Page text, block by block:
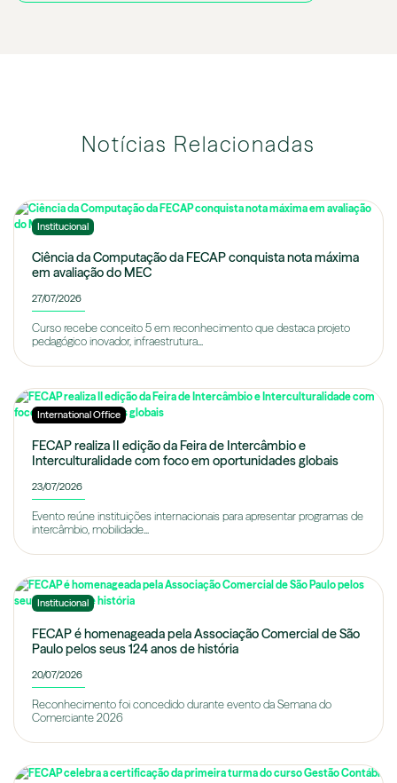
Notícias Relacionadas
Institucional
Ciência da Computação da FECAP conquista nota máxima
em avaliação do MEC
27/07/2026
Curso recebe conceito 5 em reconhecimento que destaca projeto
pedagógico inovador, infraestrutura...
International Office
FECAP realiza II edição da Feira de Intercâmbio e
Interculturalidade com foco em oportunidades globais
23/07/2026
Evento reúne instituições internacionais para apresentar programas de
intercâmbio, mobilidade...
Institucional
FECAP é homenageada pela Associação Comercial de São
Paulo pelos seus 124 anos de história
20/07/2026
Reconhecimento foi concedido durante evento da Semana do
Comerciante 2026